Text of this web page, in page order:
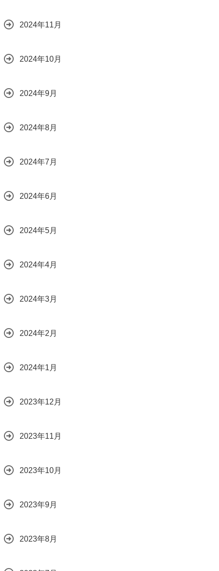
2024年11月
2024年10月
2024年9月
2024年8月
2024年7月
2024年6月
2024年5月
2024年4月
2024年3月
2024年2月
2024年1月
2023年12月
2023年11月
2023年10月
2023年9月
2023年8月